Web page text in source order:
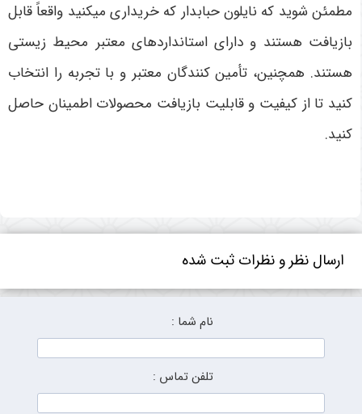
مطمئن شوید که نایلون حبابدار که خریداری میکنید واقعاً قابل
بازیافت هستند و دارای استانداردهای معتبر محیط زیستی
هستند. همچنین، تأمین کنندگان معتبر و با تجربه را انتخاب
کنید تا از کیفیت و قابلیت بازیافت محصولات اطمینان حاصل
کنید.
ارسال نظر و نظرات ثبت شده
نام شما :
تلفن تماس :